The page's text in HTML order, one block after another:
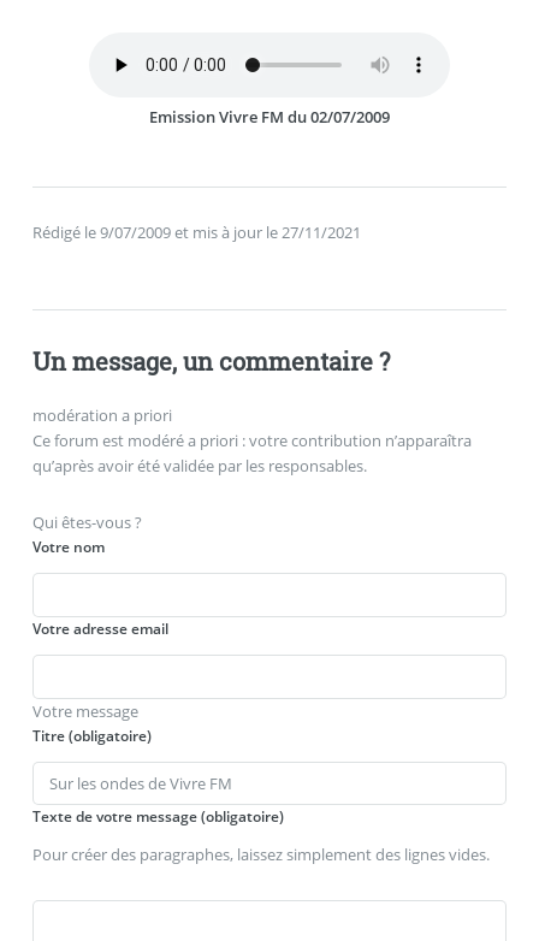
Emission Vivre FM du 02/07/2009
Rédigé le 9/07/2009 et mis à jour le 27/11/2021
Un message, un commentaire ?
modération a priori
Ce forum est modéré a priori : votre contribution n’apparaîtra
qu’après avoir été validée par les responsables.
Qui êtes-vous ?
Votre nom
Votre adresse email
Votre message
Titre (obligatoire)
Texte de votre message (obligatoire)
Pour créer des paragraphes, laissez simplement des lignes vides.